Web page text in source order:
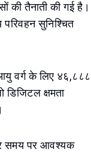
की तैनाती की गई है।
सुनिश्चित
वर्ग के लिए ४६,८८८
क्षमता
समय पर आवश्यक